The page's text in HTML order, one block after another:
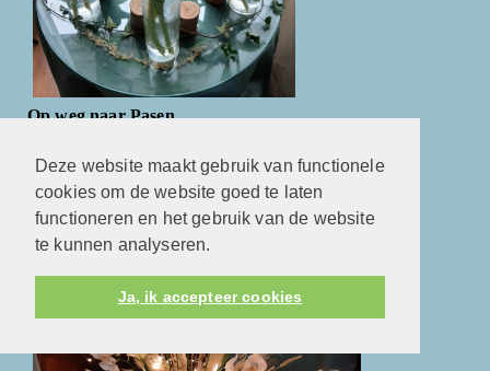
Deze website maakt gebruik van functionele
cookies om de website goed te laten
functioneren en het gebruik van de website
te kunnen analyseren.
Ja, ik accepteer cookies
Op weg naar Pasen
In het menu Dorpskerk en meer vindt u de liturgische
schikking voor de veertigdagentijd.
Kerst bloemschikking